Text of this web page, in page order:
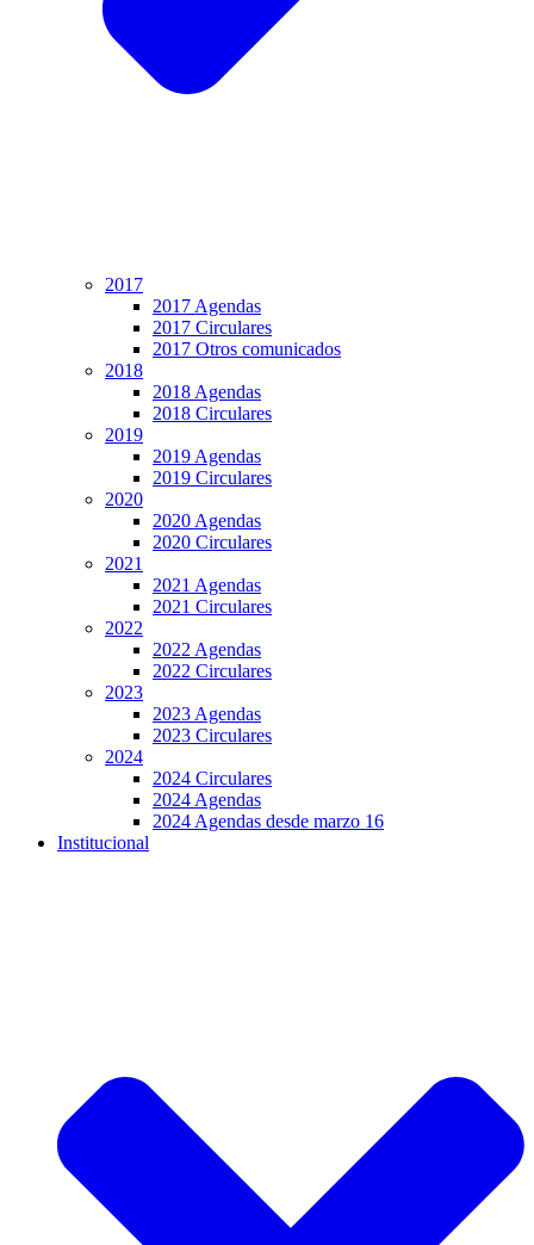
2017
2017 Agendas
2017 Circulares
2017 Otros comunicados
2018
2018 Agendas
2018 Circulares
2019
2019 Agendas
2019 Circulares
2020
2020 Agendas
2020 Circulares
2021
2021 Agendas
2021 Circulares
2022
2022 Agendas
2022 Circulares
2023
2023 Agendas
2023 Circulares
2024
2024 Circulares
2024 Agendas
2024 Agendas desde marzo 16
Institucional